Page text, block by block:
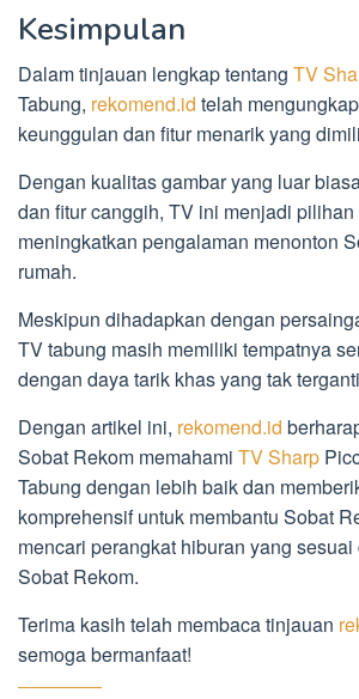
Kesimpulan
Dalam tinjauan lengkap tentang TV
Tabung, rekomend.id telah
keunggulan dan fitur menarik yang
Dengan kualitas gambar yang luar
dan fitur canggih, TV ini menjadi
meningkatkan pengalaman menonton
rumah.
Meskipun dihadapkan dengan
TV tabung masih memiliki tempatnya
dengan daya tarik khas yang tak
Dengan artikel ini, rekomend.id
Sobat Rekom memahami TV Sharp
Tabung dengan lebih baik dan
komprehensif untuk membantu Sobat
mencari perangkat hiburan yang
Sobat Rekom.
Terima kasih telah membaca tinjauan
semoga bermanfaat!